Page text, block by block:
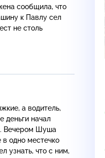
сообщила, что
к Павлу сел
не столь
а водитель,
деньги начал
Вечером Шуша
в одно местечко
узнать, что с ним,